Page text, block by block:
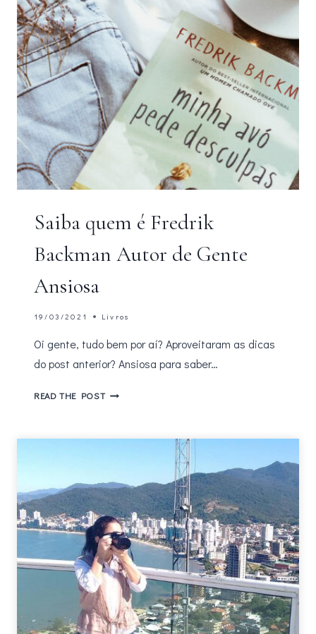
Saiba quem é Fredrik
Backman Autor de Gente
Ansiosa
19/03/2021 Livros
Oi gente, tudo bem por aí? Aproveitaram as dicas
do post anterior? Ansiosa para saber…
READ THE POSTSAIBA
FREDRIK
DE
GENTE
ANSIOSA